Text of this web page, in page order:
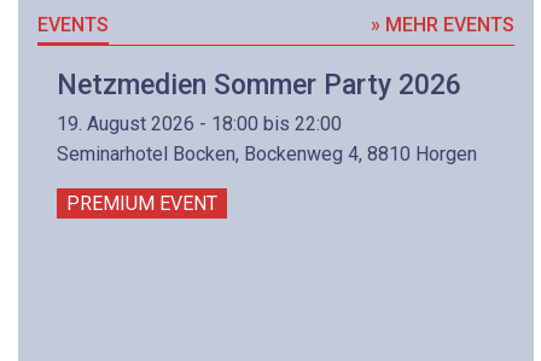
EVENTS » MEHR EVENTS
Netzmedien Sommer Party 2026
19. August 2026 - 18:00 bis 22:00
Seminarhotel Bocken, Bockenweg 4, 8810 Horgen
PREMIUM EVENT